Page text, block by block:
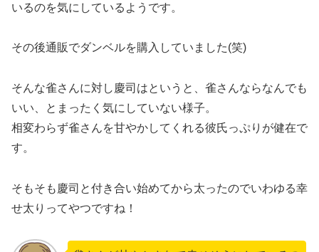
いるのを気にしているようです。
その後通販でダンベルを購入していました(笑)
そんな雀さんに対し慶司はというと、雀さんならなんでも
いい、とまったく気にしていない様子。
相変わらず雀さんを甘やかしてくれる彼氏っぷりが健在で
す。
そもそも慶司と付き合い始めてから太ったのでいわゆる幸
せ太りってやつですね！